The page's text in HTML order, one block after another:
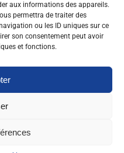
aux informations des appareils.
permettra de traiter des
ou les ID uniques sur ce
son consentement peut avoir
et fonctions.
: les
un marché